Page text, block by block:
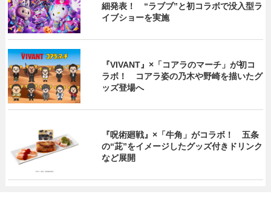
細発表！ “ラブブ”と初コラボで没入型ラ
イブショーを実施
『VIVANT』×「コアラのマーチ」が初コ
ラボ！ コアラ姿の乃木や野崎を描いたグ
ッズ登場へ
『呪術廻戦』×「牛角」がコラボ！ 五条
の“茈”をイメージしたグッズ付きドリンク
など展開